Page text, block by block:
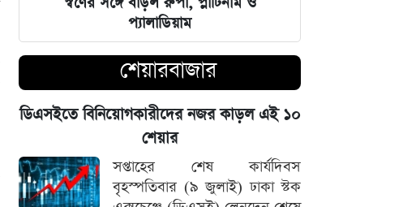
ভারতপ্রেমী হলে দাগি আসামির অপরাধও
চোখ এড়িয়ে যায় দিল্লির: রুহুল কবির
রিজভী
বাংলাদেশ আর কোনো দেশের 'ক্লায়েন্ট স্টেট'
থাকবে না: পররাষ্ট্রমন্ত্রী ড. খলিলুর রহমান
এক ক্লিকেই ফোন-ল্যাপটপের নিয়ন্ত্রণ নিচ্ছে
প্যালাডিয়াম
শেয়ারবাজার
ডিএসইতে বিনিয়োগকারীদের নজর কাড়ল এই ১০
শেয়ার
সপ্তাহের শেষ কার্যদিবস
বৃহস্পতিবার (৯ জুলাই) ঢাকা স্টক